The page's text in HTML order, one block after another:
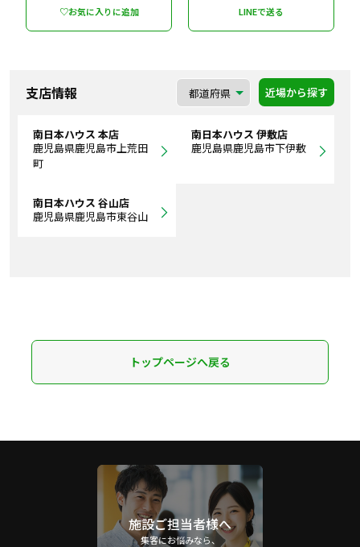
♡お気に入りに追加 LINEで送る
支店情報 近場から探す
南日本ハウス 本店
鹿児島県鹿児島市上荒田
町
南日本ハウス 伊敷店
鹿児島県鹿児島市下伊敷
南日本ハウス 谷山店
鹿児島県鹿児島市東谷山
トップページへ戻る
施設ご担当者様へ
集客にお悩みなら、